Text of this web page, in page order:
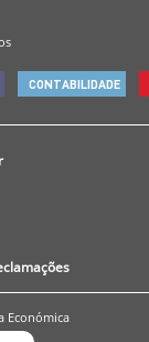
CONTABILIDADE
Económica